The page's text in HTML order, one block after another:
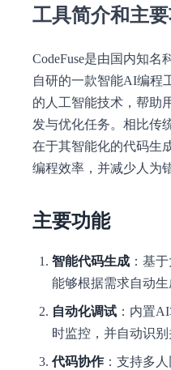
工具简介和主
CodeFuse是由国内知名
自研的一款智能AI编程
的人工智能技术，帮助
发与优化任务。相比传
在于其智能化的代码生
编程效率，并减少人为
主要功能
智能代码生成 ：基
能够根据需求自动生
自动化调试 ：内置
时监控，并自动识别
代码协作：支持多